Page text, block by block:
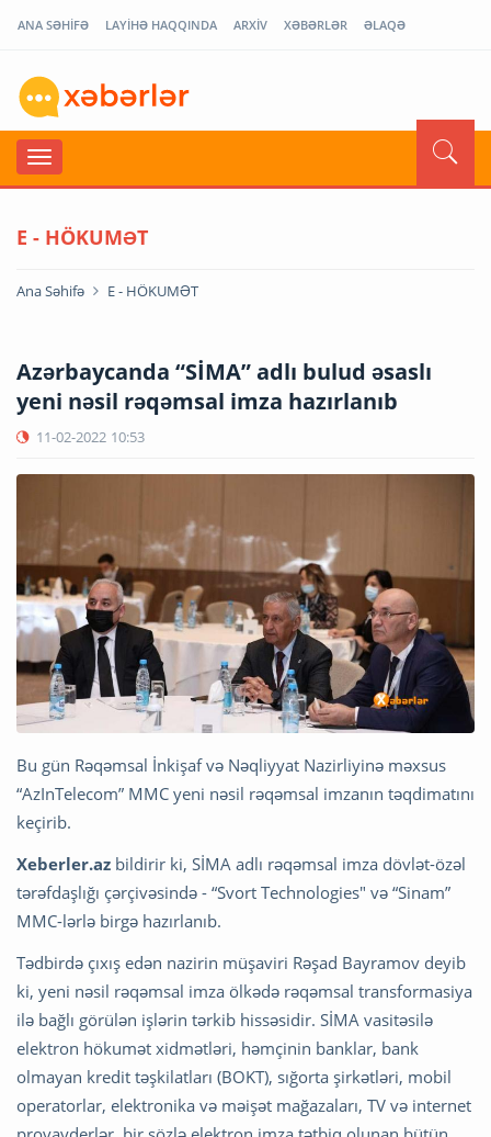
ANA SƏHİFƏ LAYİHƏ HAQQINDA ARXİV XƏBƏRLƏR ƏLAQƏ
E - HÖKUMƏT
Ana Səhifə E - HÖKUMƏT
Azərbaycanda “SİMA” adlı bulud əsaslı
yeni nəsil rəqəmsal imza hazırlanıb
11-02-2022 10:53
Bu gün Rəqəmsal İnkişaf və Nəqliyyat Nazirliyinə məxsus
“AzInTelecom” MMC yeni nəsil rəqəmsal imzanın təqdimatını
keçirib.
Xeberler.az bildirir ki, SİMA adlı rəqəmsal imza dövlət-özəl
tərəfdaşlığı çərçivəsində - “Svort Technologies" və “Sinam”
MMC-lərlə birgə hazırlanıb.
Tədbirdə çıxış edən nazirin müşaviri Rəşad Bayramov deyib
ki, yeni nəsil rəqəmsal imza ölkədə rəqəmsal transformasiya
ilə bağlı görülən işlərin tərkib hissəsidir. SİMA vasitəsilə
elektron hökumət xidmətləri, həmçinin banklar, bank
olmayan kredit təşkilatları (BOKT), sığorta şirkətləri, mobil
operatorlar, elektronika və məişət mağazaları, TV və internet